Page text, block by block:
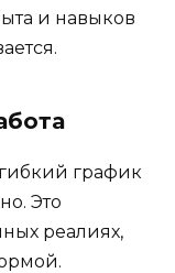
и навыков
график
Это
реалиях,